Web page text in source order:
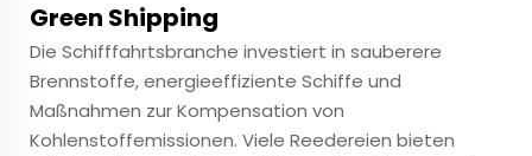
Green Shipping
Die Schifffahrtsbranche investiert in sauberere
Brennstoffe, energieeffiziente Schiffe und
Maßnahmen zur Kompensation von
Kohlenstoffemissionen. Viele Reedereien bieten